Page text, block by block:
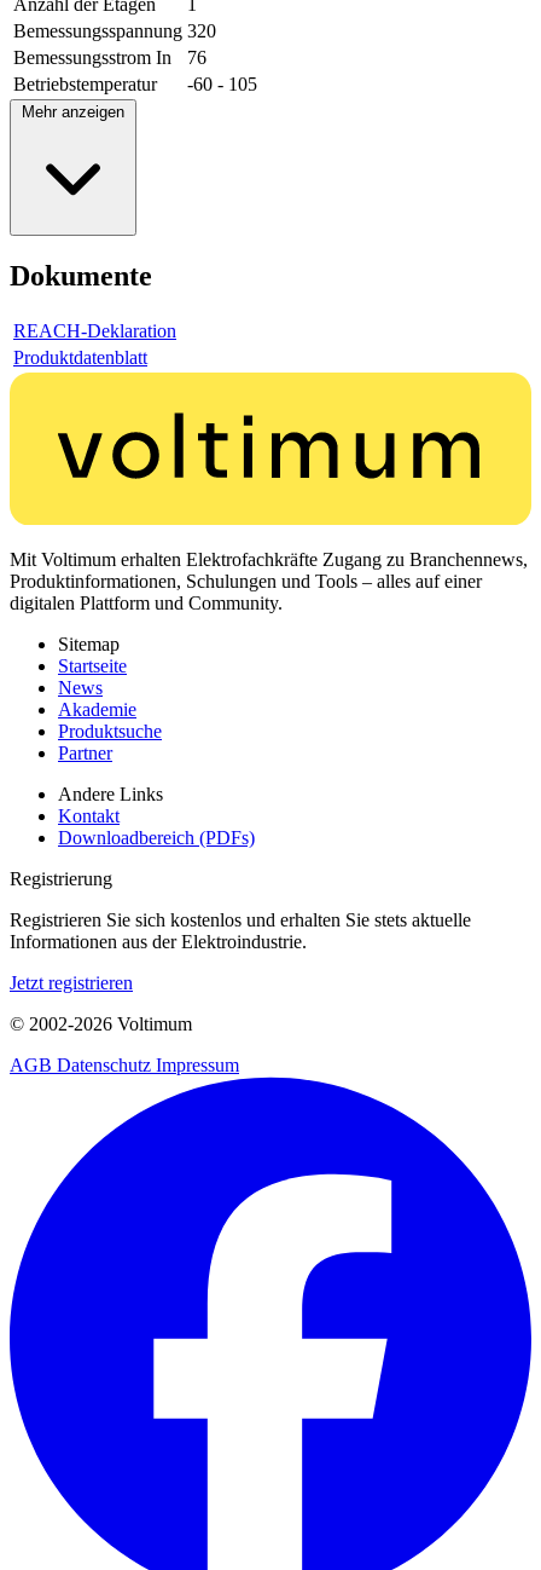
Anzahl der Etagen
Bemessungsspannung 320
Bemessungsstrom In
76
Betriebstemperatur
-60 - 105
Mehr anzeigen
Dokumente
REACH-Deklaration
Produktdatenblatt
Mit Voltimum erhalten Elektrofachkräfte Zugang zu Branchennews,
Produktinformationen, Schulungen und Tools – alles auf einer
digitalen Plattform und Community.
Sitemap
Startseite
News
Akademie
Produktsuche
Partner
Andere Links
Kontakt
Downloadbereich (PDFs)
Registrierung
Registrieren Sie sich kostenlos und erhalten Sie stets aktuelle
Informationen aus der Elektroindustrie.
Jetzt registrieren
© 2002-2026 Voltimum
AGB Datenschutz Impressum